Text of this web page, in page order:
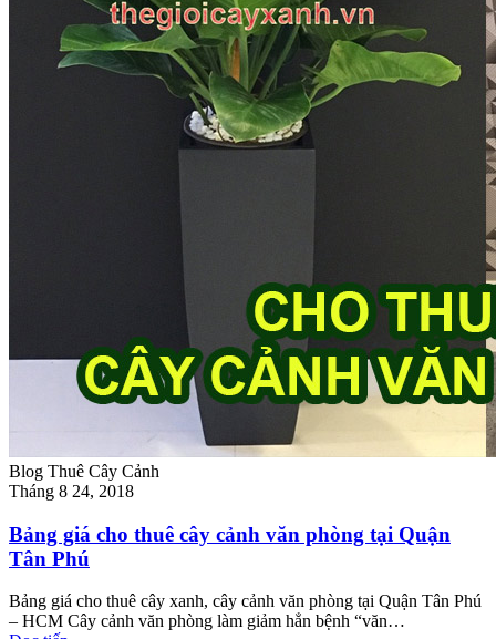
Blog Thuê Cây Cảnh
Tháng 8 24, 2018
Bảng giá cho thuê cây cảnh văn phòng tại Quận
Tân Phú
Bảng giá cho thuê cây xanh, cây cảnh văn phòng tại Quận Tân Phú
– HCM Cây cảnh văn phòng làm giảm hẳn bệnh “văn…